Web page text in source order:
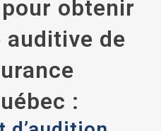
obtenir
auditive de
: